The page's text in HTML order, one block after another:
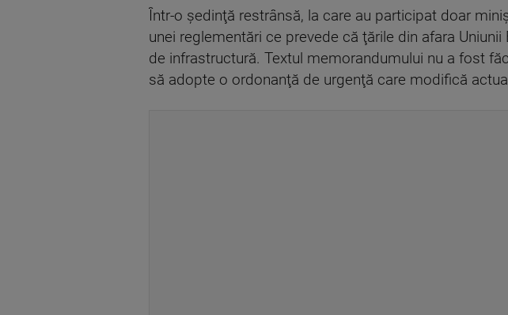
Într-o şedinţă restrânsă, la care au participat doar
unei reglementări ce prevede că ţările din afara
de infrastructură. Textul memorandumului nu a fost
să adopte o ordonanţă de urgenţă care modifică